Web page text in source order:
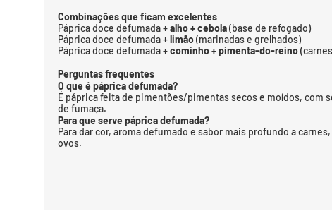
Combinações que ficam excelentes
Páprica doce defumada +alho + cebola(base de refogado)
Páprica doce defumada +limão(marinadas e grelhados)
Páprica doce defumada +cominho + pimenta-do-reino
Perguntas frequentes
O que é páprica defumada?
É páprica feita de pimentões/pimentas secos e moídos, com
de fumaça.
Para que serve páprica defumada?
Para dar cor, aroma defumado e sabor mais profundo a
ovos.